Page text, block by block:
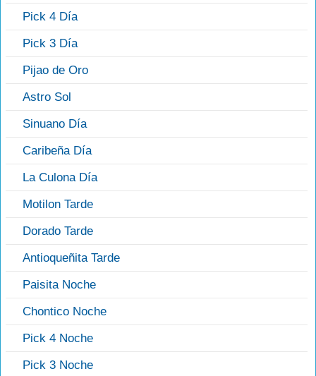
Pick 4 Día
Pick 3 Día
Pijao de Oro
Astro Sol
Sinuano Día
Caribeña Día
La Culona Día
Motilon Tarde
Dorado Tarde
Antioqueñita Tarde
Paisita Noche
Chontico Noche
Pick 4 Noche
Pick 3 Noche